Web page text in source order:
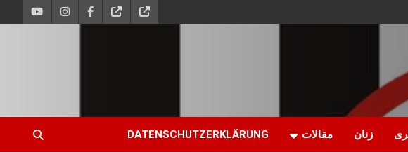
زنان مقالات DATENSCHUTZERKLÄRUNG